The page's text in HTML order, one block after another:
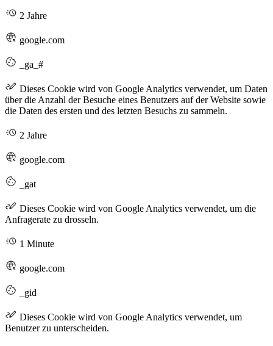
2 Jahre
google.com
_ga_#
Dieses Cookie wird von Google Analytics verwendet, um Daten
über die Anzahl der Besuche eines Benutzers auf der Website sowie
die Daten des ersten und des letzten Besuchs zu sammeln.
2 Jahre
google.com
_gat
Dieses Cookie wird von Google Analytics verwendet, um die
Anfragerate zu drosseln.
1 Minute
google.com
_gid
Dieses Cookie wird von Google Analytics verwendet, um
Benutzer zu unterscheiden.